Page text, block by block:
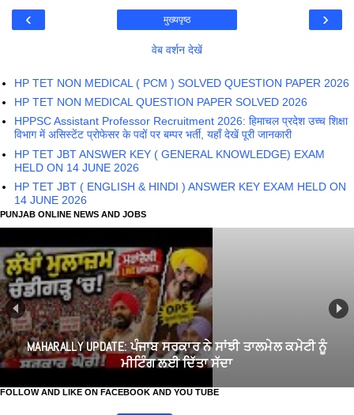
‹ ›
मुख्यपृष्ठ
वेब वर्शन देखें
HP TET NON MEDICAL ( PCM ) SOLVED QUESTION PAPER 2026
HP TET NON MEDICAL QUESTION PAPER SOLVED 2026
HPPSC Assistant Professor Recruitment 2026: हिमाचल प्रदेश उच्च शिक्षा
विभाग में असिस्टेंट प्रोफेसर के पदों पर बम्पर भर्ती, यहाँ देखें पूरी जानकारी
HP TET JBT ANSWER KEY ( GENERAL KNOWLEDGE) EXAM
HELD ON 14 JUNE 2026
HP TET JBT ( ENGLISH & HINDI ) ANSWER KEY EXAM HELD ON
14 JUNE 2026
PUNJAB ONLINE NEWS AND JOBS
MAHARALLY UPDATE: ਪੰਜਾਬ ਸਰਕਾਰ ਨੇ ਸਾਂਝੀ ਤਾਲਮੇਲ ਕਮੇਟੀ ਨੂੰ
ਮੀਟਿੰਗ ਲਈ ਦਿੱਤਾ ਸੱਦਾ
FOLLOW AND LIKE ON FACEBOOK AND YOU TUBE